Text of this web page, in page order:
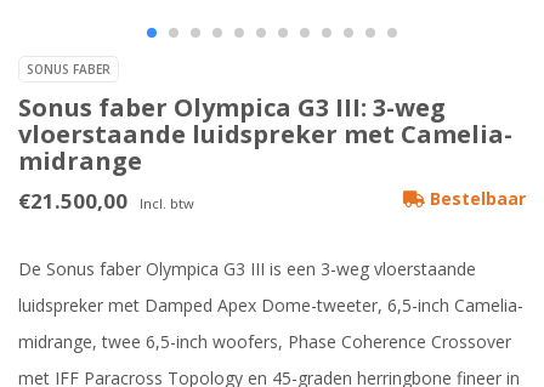
SONUS FABER
Sonus faber Olympica G3 III: 3-weg
vloerstaande luidspreker met Camelia-
midrange
€21.500,00 Incl. btw Bestelbaar
De Sonus faber Olympica G3 III is een 3-weg vloerstaande
luidspreker met Damped Apex Dome-tweeter, 6,5-inch Camelia-
midrange, twee 6,5-inch woofers, Phase Coherence Crossover
met IFF Paracross Topology en 45-graden herringbone fineer in